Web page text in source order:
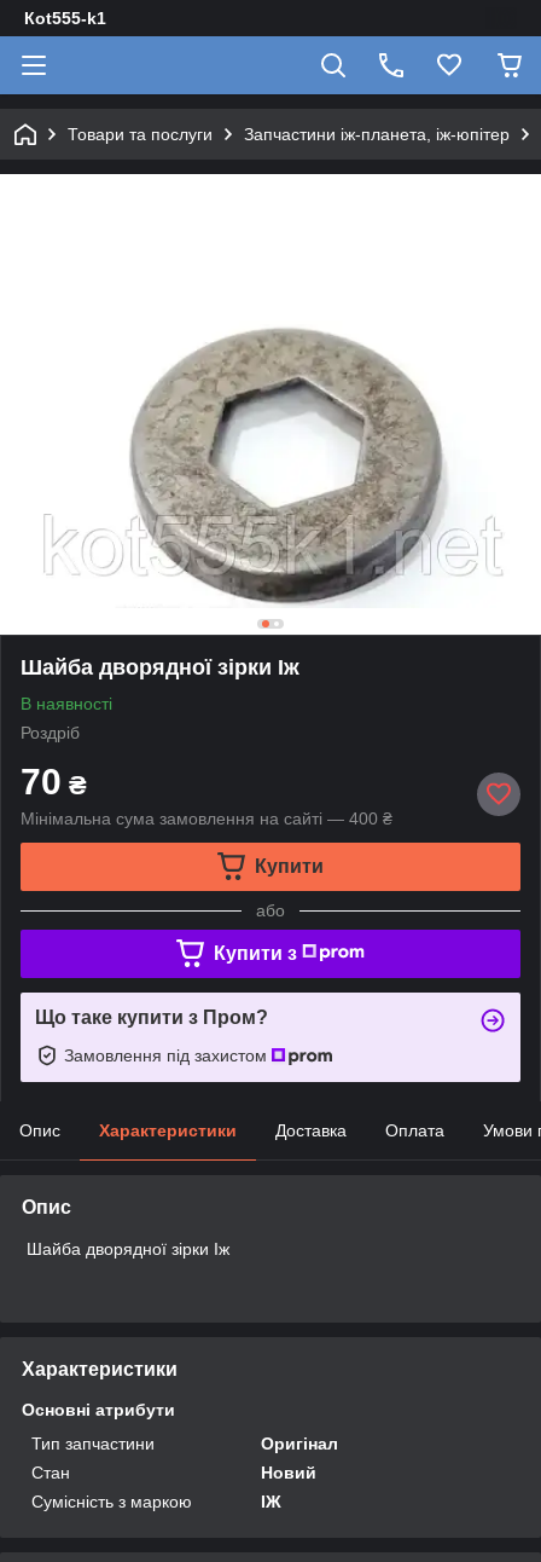
Кot555-k1
Товари та послуги Запчастини іж-планета, іж-юпітер
Шайба дворядної зірки Іж
В наявності
Роздріб
70 ₴
Мінімальна сума замовлення на сайті — 400 ₴
Купити
або
Купити з
Що таке купити з Пром?
Замовлення під захистом
Опис Характеристики Доставка Оплата Умови
Опис
Шайба дворядної зірки Іж
Характеристики
Основні атрибути
Тип запчастини
Оригінал
Стан
Новий
Сумісність з маркою
ІЖ